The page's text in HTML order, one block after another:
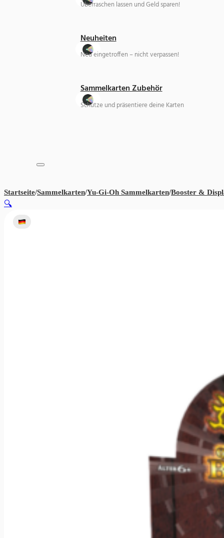
Überraschen lassen und Geld sparen!
Neuheiten
Neu eingetroffen – nicht verpassen!
Sammelkarten Zubehör
Schütze und präsentiere deine Karten
Startseite/Sammelkarten/Yu-Gi-Oh Sammelkarten/Booster &
🔍